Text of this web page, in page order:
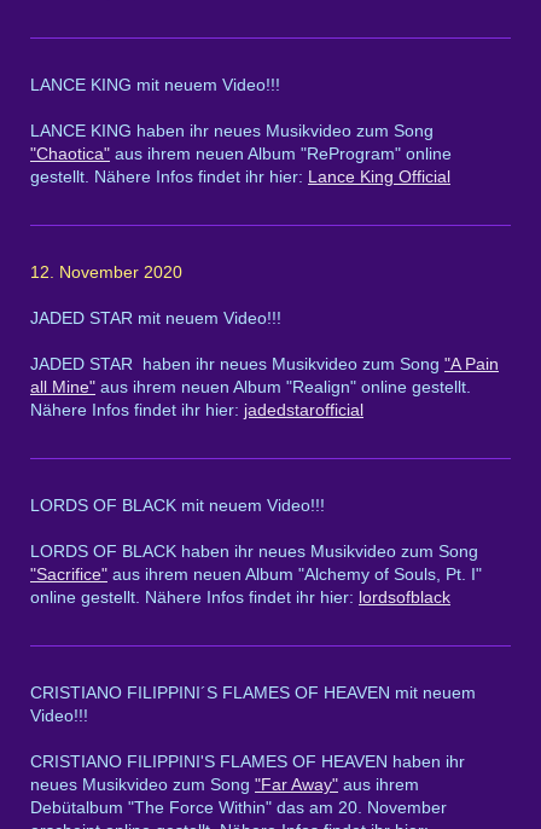
LANCE KING mit neuem Video!!!
LANCE KING haben ihr neues Musikvideo zum Song
"Chaotica" aus ihrem neuen Album "ReProgram" online
gestellt. Nähere Infos findet ihr hier: Lance King Official
12. November 2020
JADED STAR mit neuem Video!!!
JADED STAR haben ihr neues Musikvideo zum Song "A Pain
all Mine" aus ihrem neuen Album "Realign" online gestellt.
Nähere Infos findet ihr hier: jadedstarofficial
LORDS OF BLACK mit neuem Video!!!
LORDS OF BLACK haben ihr neues Musikvideo zum Song
"Sacrifice" aus ihrem neuen Album "Alchemy of Souls, Pt. I"
online gestellt. Nähere Infos findet ihr hier: lordsofblack
CRISTIANO FILIPPINI´S FLAMES OF HEAVEN mit neuem
Video!!!
CRISTIANO FILIPPINI'S FLAMES OF HEAVEN haben ihr
neues Musikvideo zum Song "Far Away" aus ihrem
Debütalbum "The Force Within" das am 20. November